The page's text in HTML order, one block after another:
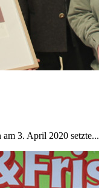
3. April 2020 setzte...